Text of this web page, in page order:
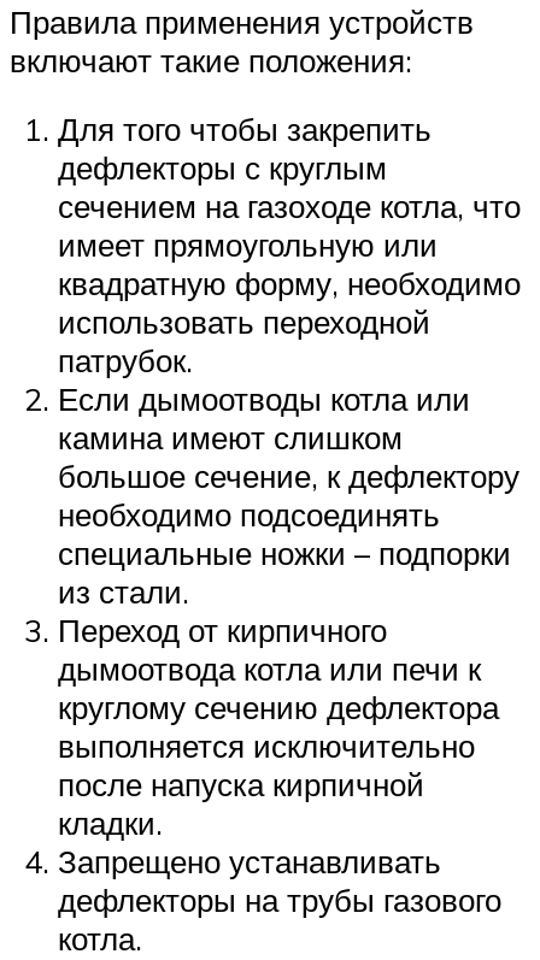
Правила применения устройств
включают такие положения:
Для того чтобы закрепить
дефлекторы с круглым
сечением на газоходе котла, что
имеет прямоугольную или
квадратную форму, необходимо
использовать переходной
патрубок.
Если дымоотводы котла или
камина имеют слишком
большое сечение, к дефлектору
необходимо подсоединять
специальные ножки – подпорки
из стали.
Переход от кирпичного
дымоотвода котла или печи к
круглому сечению дефлектора
выполняется исключительно
после напуска кирпичной
кладки.
Запрещено устанавливать
дефлекторы на трубы газового
котла.